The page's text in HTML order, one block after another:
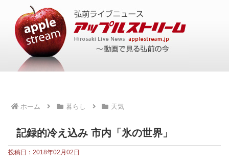
ホーム 暮らし 天気
記録的冷え込み 市内「氷の世界」
投稿日：2018年02月02日